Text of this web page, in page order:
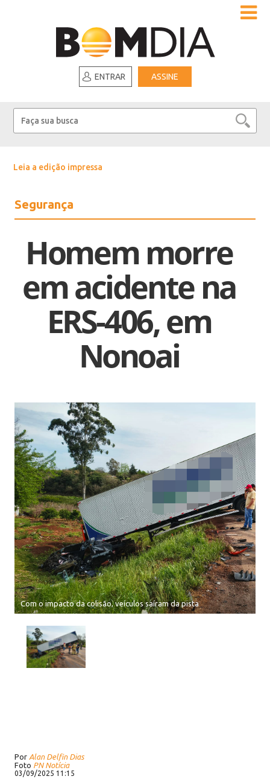
ENTRAR ASSINE
Leia a edição impressa
Segurança
Homem morre
em acidente na
ERS-406, em
Nonoai
Com o impacto da colisão, veículos saíram da pista
Por Alan Delfin Dias
Foto PN Notícia
03/09/2025 11:15